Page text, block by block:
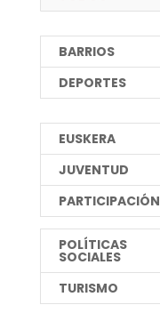
BARRIOS
DEPORTES
EUSKERA
JUVENTUD
PARTICIPACIÓN
POLÍTICAS
SOCIALES
TURISMO